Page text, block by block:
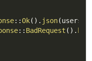
::Ok( ) . json(users
:: BadRequest ( ) .